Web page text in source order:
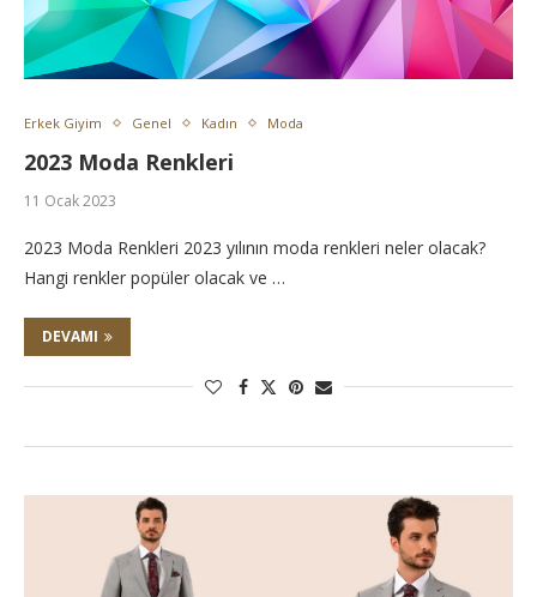
Erkek Giyim Genel Kadın Moda
2023 Moda Renkleri
11 Ocak 2023
2023 Moda Renkleri 2023 yılının moda renkleri neler olacak?
Hangi renkler popüler olacak ve …
DEVAMI